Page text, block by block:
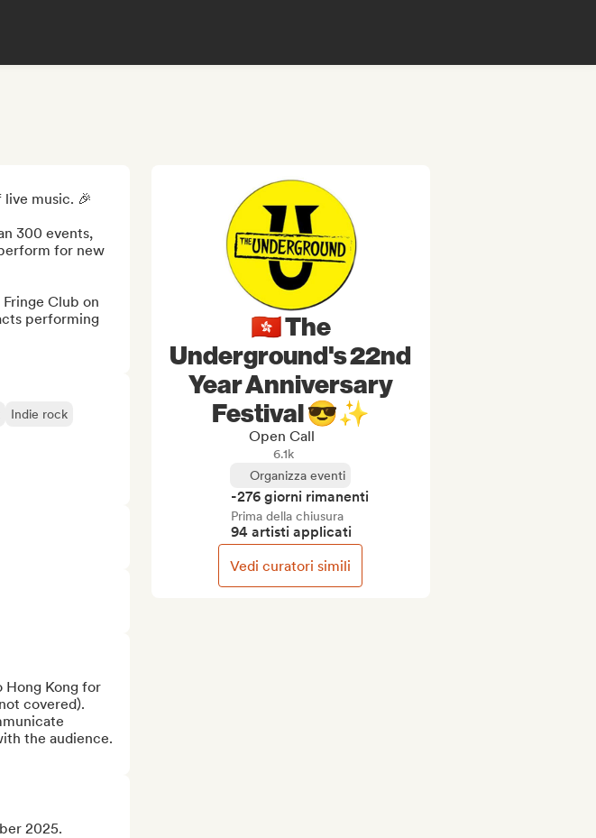
music. 🎉
300 events,
for new
Club on
performing
Indie rock
Hong Kong for
covered).
the audience.
2025.
🇭🇰 The
Underground's 22nd
Year Anniversary
Festival 😎✨
Open Call
6.1k
Organizza eventi
-276 giorni rimanenti
Prima della chiusura
94 artisti applicati
Vedi curatori simili